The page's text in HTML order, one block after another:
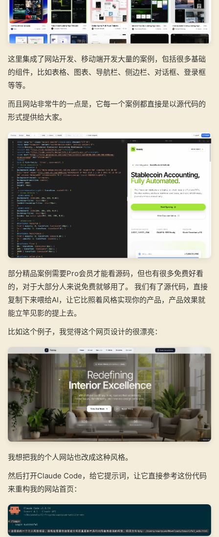
这里集成了网站开发、移动端开发大量的案例，包括很多基础
的组件，比如表格、图表、导航栏、侧边栏、对话框、登录框
等等。
而且网站非常牛的一点是，它每一个案例都直接是以源代码的
形式提供给大家。
部分精品案例需要Pro会员才能看源码，但也有很多免费好看
的，对于大部分人来说免费就够用了。 我们有了源代码，直接
复制下来喂给AI，让它比照着风格实现你的产品，产品效果就
能立竿见影的提上去。
比如这个例子，我觉得这个网页设计的很漂亮：
我想把我的个人网站也改成这种风格。
然后打开Claude Code，给它提示词，让它直接参考这份代码
来重构我的网站首页：